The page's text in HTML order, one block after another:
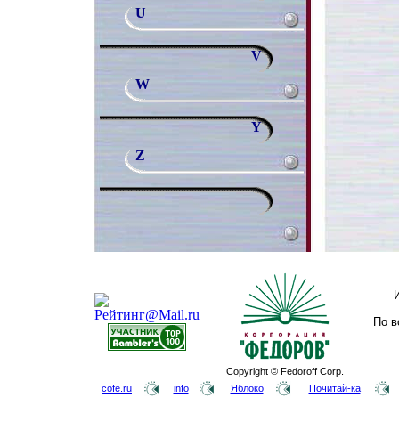
U
V
W
Y
Z
Copyright © Fedoroff Corp.
По
cofe.ru info Яблоко Почитай-ка